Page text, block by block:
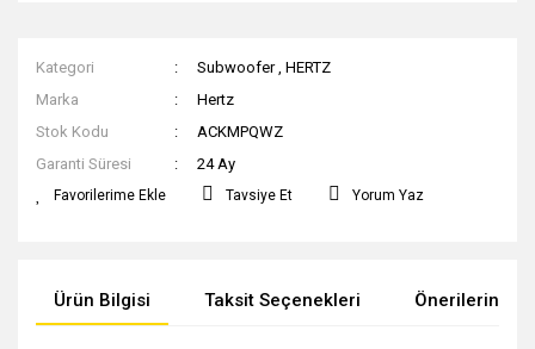
Kategori Subwoofer ,HERTZ
Marka
Hertz
Stok Kodu
ACKMPQWZ
Garanti Süresi
24 Ay
Tavsiye Et Yorum Yaz
Ürün Bilgisi Taksit Seçenekleri Önerileriniz